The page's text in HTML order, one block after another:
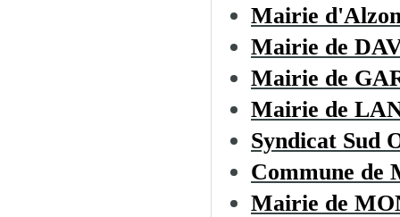
Mairie
Mairie de
Mairie de
Mairie de
Syndicat Sud
Commune de
Mairie de